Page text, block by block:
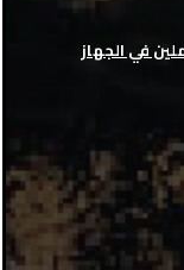
في الجهاز